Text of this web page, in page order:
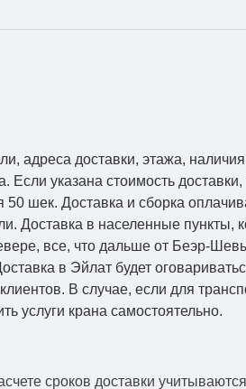
адреса доставки, этажа,
указана стоимость доставки,
шек. Доставка и сборка
Доставка в населенные пункты,
все, что дальше от Беэр-
в Эйлат будет
В случае, если для
услуги крана самостоятельно.
сроков доставки